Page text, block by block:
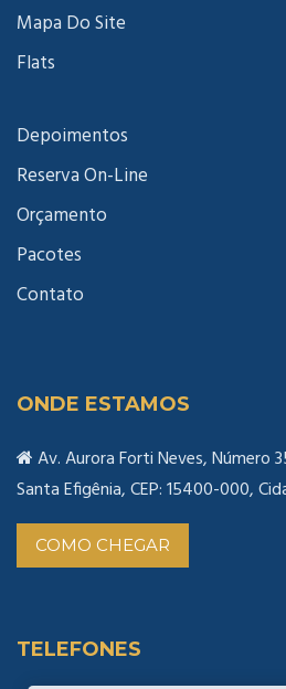
Mapa Do Site
Flats
Depoimentos
Reserva On-Line
Orçamento
Pacotes
Contato
ONDE ESTAMOS
Av. Aurora Forti Neves, Número
Santa Efigênia, CEP: 15400-000,
COMO CHEGAR
TELEFONES